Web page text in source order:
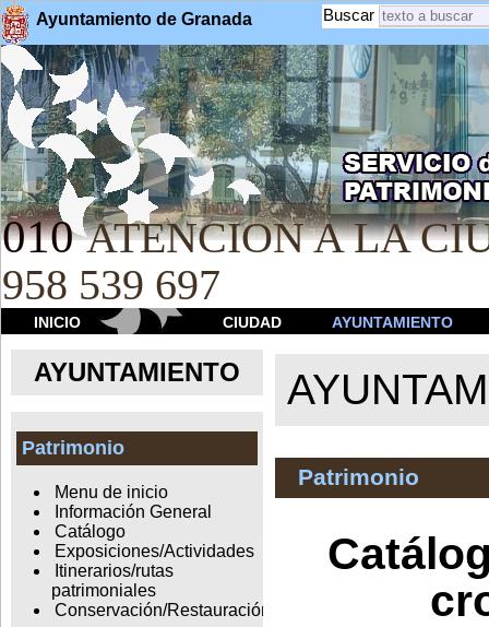
Ayuntamiento de Granada Buscar
010 ATENCION A LA
958 539 697
INICIO CIUDAD AYUNTAMIENTO
AYUNTAMIENTO
Patrimonio
Menu de inicio
Información General
Catálogo
Exposiciones/Actividades
Itinerarios/rutas
patrimoniales
Conservación/Restauración
Patrimonio